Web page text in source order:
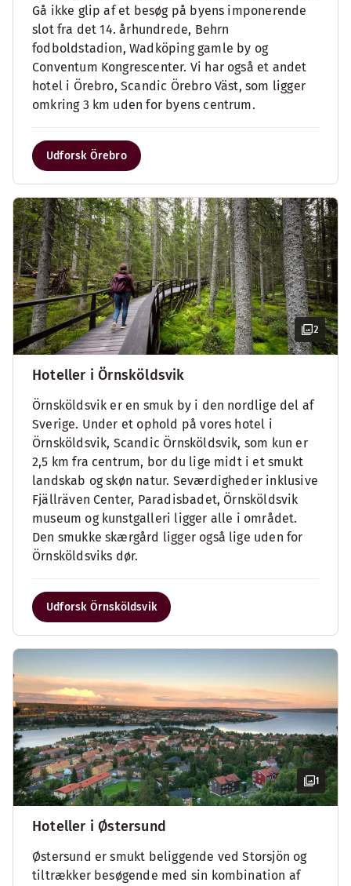
Gå ikke glip af et besøg på byens imponerende
slot fra det 14. århundrede, Behrn
fodboldstadion, Wadköping gamle by og
Conventum Kongrescenter. Vi har også et andet
hotel i Örebro, Scandic Örebro Väst, som ligger
omkring 3 km uden for byens centrum.
Udforsk Örebro
2
Hoteller i Örnsköldsvik
Örnsköldsvik er en smuk by i den nordlige del af
Sverige. Under et ophold på vores hotel i
Örnsköldsvik, Scandic Örnsköldsvik, som kun er
2,5 km fra centrum, bor du lige midt i et smukt
landskab og skøn natur. Seværdigheder inklusive
Fjällräven Center, Paradisbadet, Örnsköldsvik
museum og kunstgalleri ligger alle i området.
Den smukke skærgård ligger også lige uden for
Örnsköldsviks dør.
Udforsk Örnsköldsvik
1
Hoteller i Østersund
Østersund er smukt beliggende ved Storsjön og
tiltrækker besøgende med sin kombination af